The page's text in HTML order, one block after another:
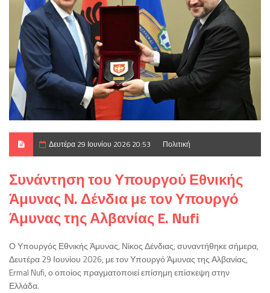
Δευτέρα 29 Ιουνίου 2026 20:53 Πολιτική
Συνάντηση του Υπουργού Εθνικής
Άμυνας Ν. Δένδια με τον Υπουργό
Άμυνας της Αλβανίας E. Nufi
Ο Υπουργός Εθνικής Άμυνας, Νίκος Δένδιας, συναντήθηκε σήμερα,
Δευτέρα 29 Ιουνίου 2026, με τον Υπουργό Άμυνας της Αλβανίας,
Ermal Nufi, ο οποίος πραγματοποιεί επίσημη επίσκεψη στην
Ελλάδα.